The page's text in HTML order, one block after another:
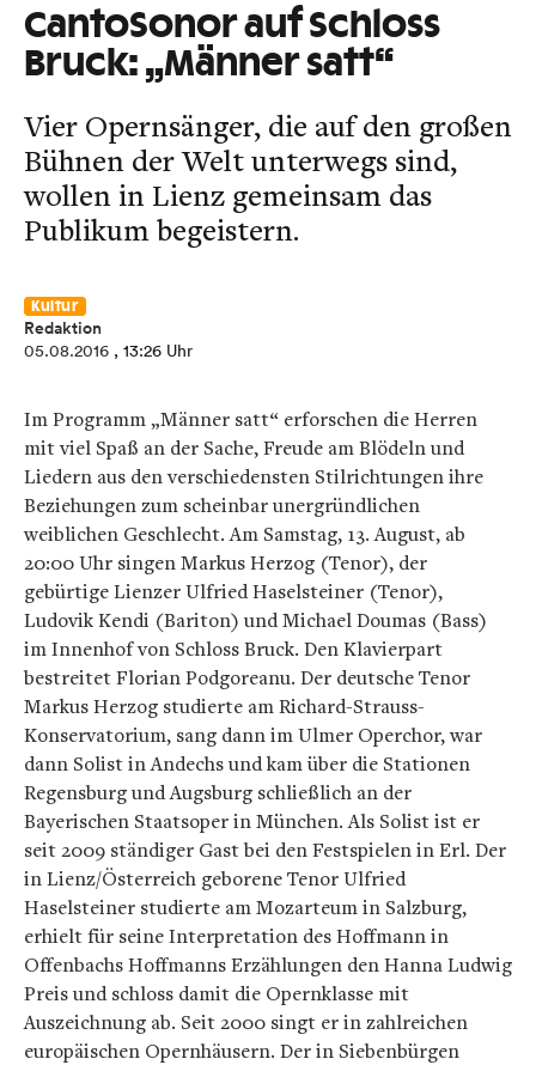
CantoSonor auf Schloss
Bruck: „Männer satt“
Vier Opernsänger, die auf den großen
Bühnen der Welt unterwegs sind,
wollen in Lienz gemeinsam das
Publikum begeistern.
Kultur
Redaktion
05.08.2016 , 13:26 Uhr
Im Programm „Männer satt“ erforschen die Herren
mit viel Spaß an der Sache, Freude am Blödeln und
Liedern aus den verschiedensten Stilrichtungen ihre
Beziehungen zum scheinbar unergründlichen
weiblichen Geschlecht. Am Samstag, 13. August, ab
20:00 Uhr singen Markus Herzog (Tenor), der
gebürtige Lienzer Ulfried Haselsteiner (Tenor),
Ludovik Kendi (Bariton) und Michael Doumas (Bass)
im Innenhof von Schloss Bruck. Den Klavierpart
bestreitet Florian Podgoreanu. Der deutsche Tenor
Markus Herzog studierte am Richard-Strauss-
Konservatorium, sang dann im Ulmer Operchor, war
dann Solist in Andechs und kam über die Stationen
Regensburg und Augsburg schließlich an der
Bayerischen Staatsoper in München. Als Solist ist er
seit 2009 ständiger Gast bei den Festspielen in Erl. Der
in Lienz/Österreich geborene Tenor Ulfried
Haselsteiner studierte am Mozarteum in Salzburg,
erhielt für seine Interpretation des Hoffmann in
Offenbachs Hoffmanns Erzählungen den Hanna Ludwig
Preis und schloss damit die Opernklasse mit
Auszeichnung ab. Seit 2000 singt er in zahlreichen
europäischen Opernhäusern. Der in Siebenbürgen